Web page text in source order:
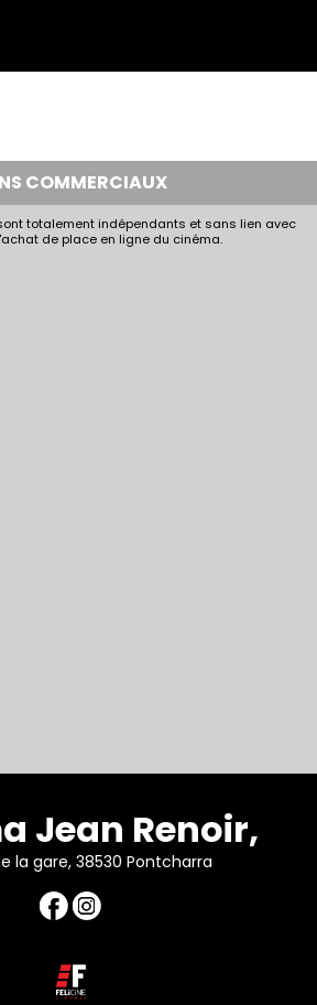
COMMERCIAUX
totalement indépendants et sans lien avec
de place en ligne du cinéma.
Jean Renoir,
la gare, 38530 Pontcharra